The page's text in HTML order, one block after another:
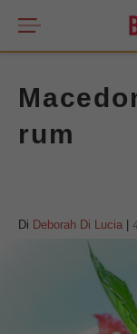
rum
Di Deborah Di Lucia